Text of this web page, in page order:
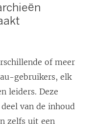
of meer
gebruikers, elk
leiders. Deze
van de inhoud
zelfs uit een